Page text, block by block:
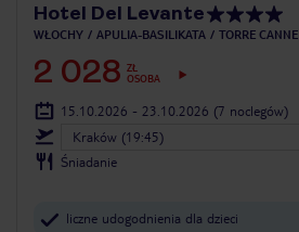
Hotel Del Levante
WŁOCHY APULIA-BASILIKATA TORRE CANNE
2 028 ZŁ
OSOBA
15.10.2026 - 23.10.2026 (7 noclegów)
Kraków (19:45)
Śniadanie
liczne udogodnienia dla dzieci